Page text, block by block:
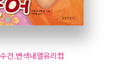
건.변색내열유리컵